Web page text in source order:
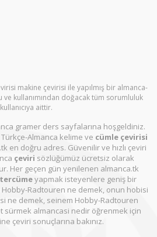
makine çevirisi ile yapılmış bir almanca-
kullanımından doğacak tüm sorumluluk
kullanıcıya aittir.
gramer ders sayfalarına hoşgeldiniz.
Almanca kelime ve cümle çevirisi
en doğru adres. Güvenilir ve hızlı çeviri
çeviri sözlüğümüz ücretsiz olarak
Her geçen gün yenilenen almanca.tk
yapmak isteyenlere geniş bir
Radtouren ne demek, onun hobisi
ne demek, seinem Hobby-Radtouren
sürmek almancasi nedir öğrenmek için
çeviri sonuçlarına bakınız.